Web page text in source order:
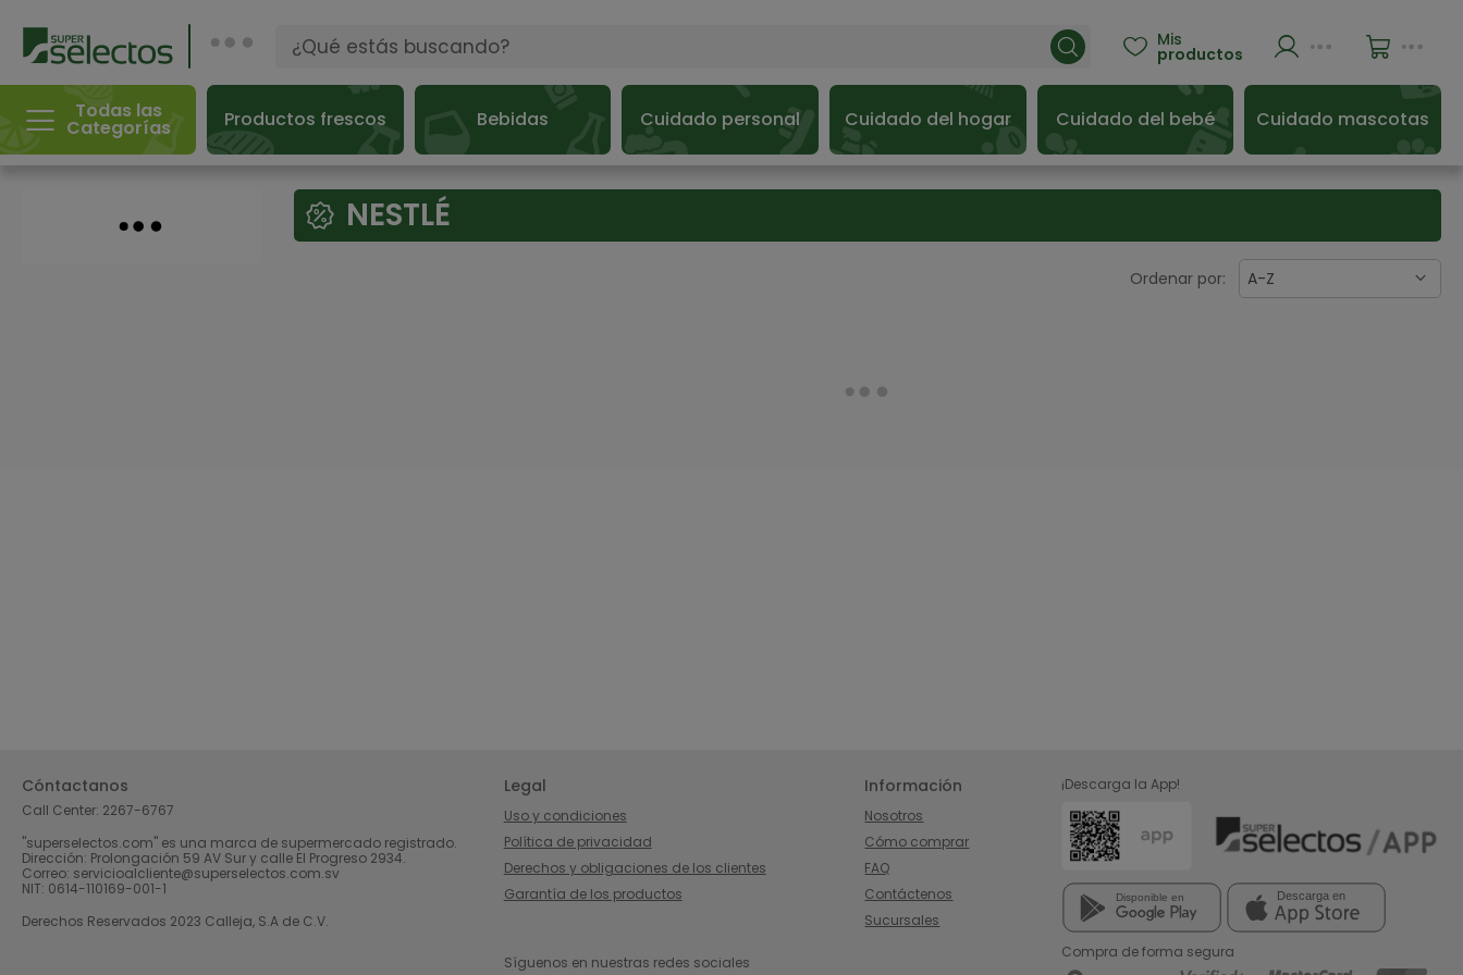
 Mis
productos
Todas las
Categorías Productos frescos Bebidas Cuidado personal Cuidado del hogar Cuidado del bebé Cuidado mascotas
NESTLÉ
Ordenar por: A-Z
Cóntactanos
Call Center: 2267-6767
"superselectos.com" es una marca de supermercado registrado.
Dirección: Prolongación 59 AV Sur y calle El Progreso 2934.
Correo: servicioalcliente@superselectos.com.sv
NIT: 0614-110169-001-1
Derechos Reservados 2023 Calleja, S.A de C.V.
Legal
Uso y condiciones
Política de privacidad
Derechos y obligaciones de los clientes
Garantía de los productos
Información
Nosotros
Cómo comprar
FAQ
Contáctenos
Sucursales
Síguenos en nuestras redes sociales
¡Descarga la App!
Compra de forma segura